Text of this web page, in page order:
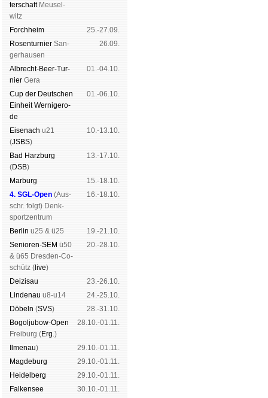
ter­schaftMeu­sel­
witz
Forch­heim
25.-27.09.
Rosen­tur­nier San­
ger­hau­sen
26.09.
Albrecht-Beer-Tur­
nier Ge­ra
01.-04.10.
Cup der Deut­schen
Ein­heit Wer­ni­ge­ro­
de
01.-06.10.
Eise­nach u21
(JSBS)
10.-13.10.
Bad Harz­burg
(DSB)
13.-17.10.
Mar­burg
15.-18.10.
4. SGL-Open (Aus­
schr. folgt) Denk­
sport­zen­trum
16.-18.10.
Ber­lin u25 & ü25
19.-21.10.
Senioren-SEM ü50
& ü65 Dres­den-Co­
schütz ( live)
20.-28.10.
Dei­zi­sau
23.-26.10.
Lin­de­nau u8-u14
24.-25.10.
Dö­beln (SVS)
28.-31.10.
Bogoljubow-Open
Frei­burg (Erg.)
28.10.-01.11.
Il­me­nau)
29.10.-01.11.
Mag­de­burg
29.10.-01.11.
Hei­del­berg
29.10.-01.11.
Fal­ken­see
30.10.-01.11.